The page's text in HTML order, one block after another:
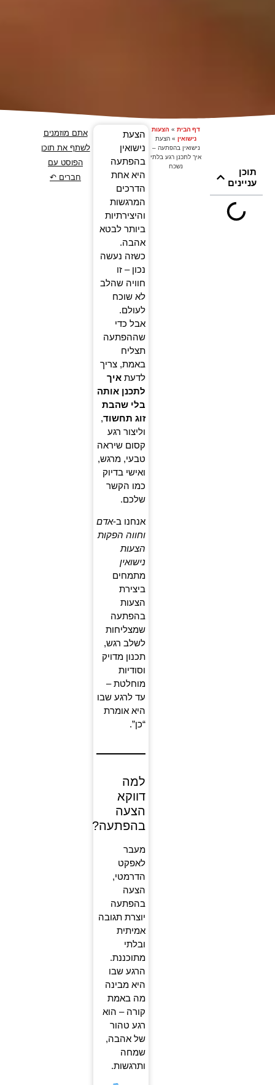
דף הבית» הצעות
נישואין» הצעת
נישואין בהפתעה –
איך לתכנן רגע בלתי
נשכח
הצעת
נישואין
בהפתעה
היא אחת
הדרכים
המרגשות
והיצירתיות
ביותר לבטא
אהבה.
כשזה נעשה
נכון – זו
חוויה שהלב
לא שוכח
לעולם.
אבל כדי
שההפתעה
תצליח
באמת, צריך
לדעתאיך
לתכנן אותה
בלי שהבת
זוג תחשוד,
וליצור רגע
קסום שיראה
טבעי, מרגש,
ואישי בדיוק
כמו הקשר
שלכם.
אנחנו ב-אדם
וחווה הפקות
הצעות
נישואין
מתמחים
ביצירת
הצעות
בהפתעה
שמצליחות
לשלב רגש,
תכנון מדויק
וסודיות
מוחלטת –
עד לרגע שבו
היא אומרת
“כן”.
למה
דווקא
הצעה
בהפתעה?
מעבר
לאפקט
הדרמטי,
הצעה
בהפתעה
יוצרת תגובה
אמיתית
ובלתי
מתוכננת.
הרגע שבו
היא מבינה
מה באמת
קורה – הוא
רגע טהור
של אהבה,
שמחה
ותרגשות.
תוכן
עניינים
אתם מוזמנים
לשתף את תוכן
הפוסט עם
חברים ↶